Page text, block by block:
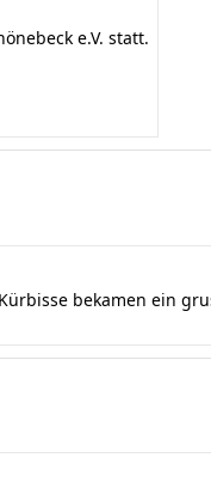
e.V. statt.
bekamen ein